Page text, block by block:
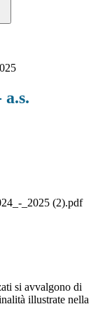
_2025 (2).pdf
si avvalgono di
illustrate nella